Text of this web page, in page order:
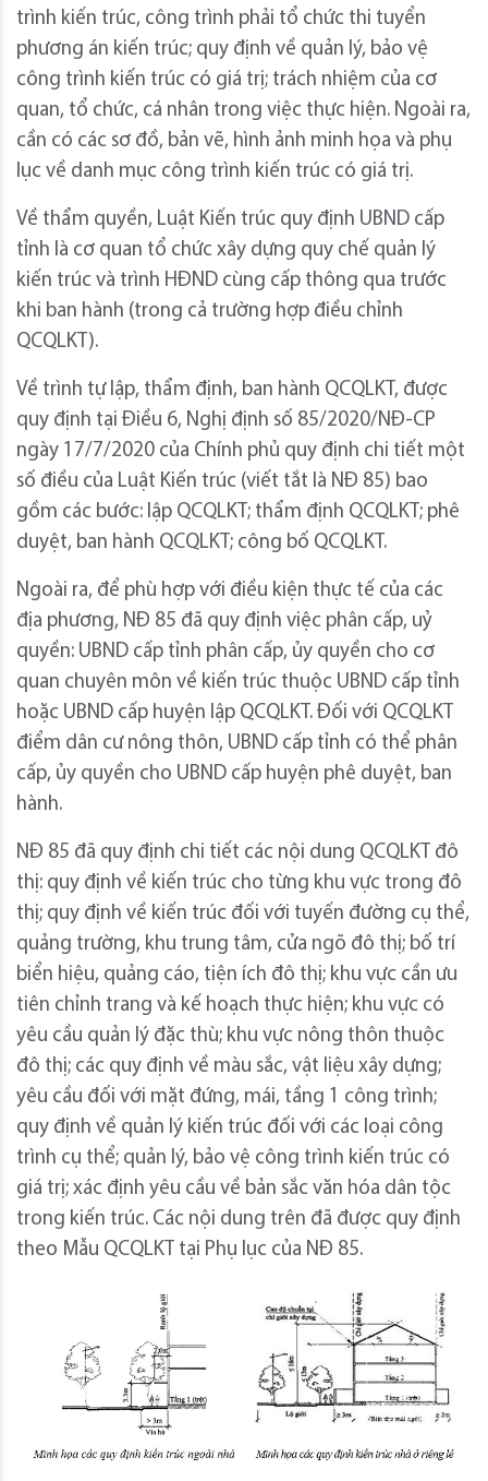
trình kiến trúc, công trình phải tổ chức thi tuyển
phương án kiến trúc; quy định về quản lý, bảo vệ
công trình kiến trúc có giá trị; trách nhiệm của cơ
quan, tổ chức, cá nhân trong việc thực hiện. Ngoài ra,
cần có các sơ đồ, bản vẽ, hình ảnh minh họa và phụ
lục về danh mục công trình kiến trúc có giá trị.
Về thẩm quyền, Luật Kiến trúc quy định UBND cấp
tỉnh là cơ quan tổ chức xây dựng quy chế quản lý
kiến trúc và trình HĐND cùng cấp thông qua trước
khi ban hành (trong cả trường hợp điều chỉnh
QCQLKT).
Về trình tự lập, thẩm định, ban hành QCQLKT, được
quy định tại Điều 6, Nghị định số 85/2020/NĐ-CP
ngày 17/7/2020 của Chính phủ quy định chi tiết một
số điều của Luật Kiến trúc (viết tắt là NĐ 85) bao
gồm các bước: lập QCQLKT; thẩm định QCQLKT; phê
duyệt, ban hành QCQLKT; công bố QCQLKT.
Ngoài ra, để phù hợp với điều kiện thực tế của các
địa phương, NĐ 85 đã quy định việc phân cấp, uỷ
quyền: UBND cấp tỉnh phân cấp, ủy quyền cho cơ
quan chuyên môn về kiến trúc thuộc UBND cấp tỉnh
hoặc UBND cấp huyện lập QCQLKT. Đối với QCQLKT
điểm dân cư nông thôn, UBND cấp tỉnh có thể phân
cấp, ủy quyền cho UBND cấp huyện phê duyệt, ban
hành.
NĐ 85 đã quy định chi tiết các nội dung QCQLKT đô
thị: quy định về kiến trúc cho từng khu vực trong đô
thị; quy định về kiến trúc đối với tuyến đường cụ thể,
quảng trường, khu trung tâm, cửa ngõ đô thị; bố trí
biển hiệu, quảng cáo, tiện ích đô thị; khu vực cần ưu
tiên chỉnh trang và kế hoạch thực hiện; khu vực có
yêu cầu quản lý đặc thù; khu vực nông thôn thuộc
đô thị; các quy định về màu sắc, vật liệu xây dựng;
yêu cầu đối với mặt đứng, mái, tầng 1 công trình;
quy định về quản lý kiến trúc đối với các loại công
trình cụ thể; quản lý, bảo vệ công trình kiến trúc có
giá trị; xác định yêu cầu về bản sắc văn hóa dân tộc
trong kiến trúc. Các nội dung trên đã được quy định
theo Mẫu QCQLKT tại Phụ lục của NĐ 85.